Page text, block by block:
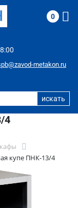
metakon.ru
0
4
купе ПНК-13/4